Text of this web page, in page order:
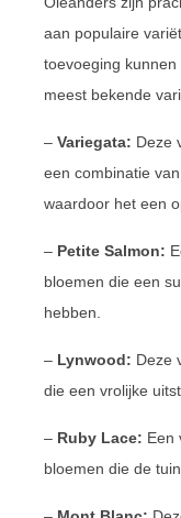
aan populaire
toevoeging
meest bekende
– Variegata: Deze
een combinatie
waardoor het een
– Petite Salmon:
bloemen die een
hebben.
– Lynwood: Deze
die een vrolijke
– Ruby Lace: Een
bloemen die de